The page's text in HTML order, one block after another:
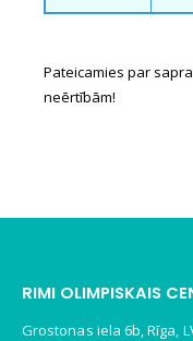
Pateicamies par
neērtībām!
RIMI OLIMPISKAIS
Grostonas iela 6b, Rīga,